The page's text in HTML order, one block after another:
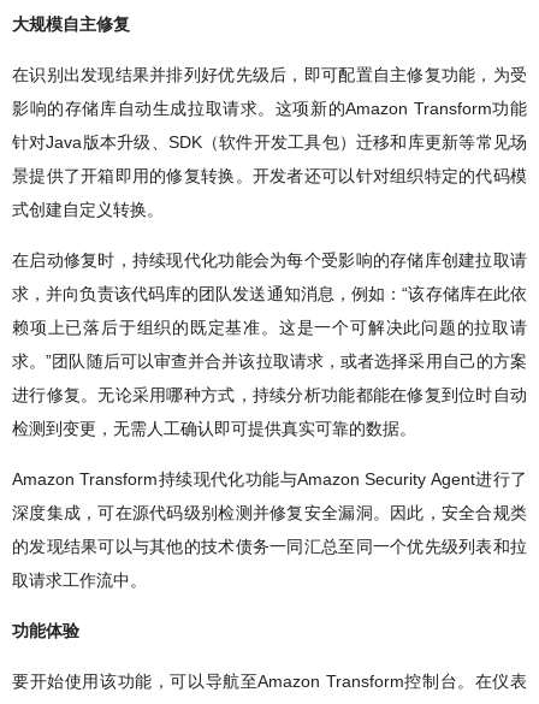
大规模自主修复
在识别出发现结果并排列好优先级后，即可配置自主修复功能，为受
影响的存储库自动生成拉取请求。这项新的Amazon Transform功能
针对Java版本升级、SDK（软件开发工具包）迁移和库更新等常见场
景提供了开箱即用的修复转换。开发者还可以针对组织特定的代码模
式创建自定义转换。
在启动修复时，持续现代化功能会为每个受影响的存储库创建拉取请
求，并向负责该代码库的团队发送通知消息，例如：“该存储库在此依
赖项上已落后于组织的既定基准。这是一个可解决此问题的拉取请
求。”团队随后可以审查并合并该拉取请求，或者选择采用自己的方案
进行修复。无论采用哪种方式，持续分析功能都能在修复到位时自动
检测到变更，无需人工确认即可提供真实可靠的数据。
Amazon Transform持续现代化功能与Amazon Security Agent进行了
深度集成，可在源代码级别检测并修复安全漏洞。因此，安全合规类
的发现结果可以与其他的技术债务一同汇总至同一个优先级列表和拉
取请求工作流中。
功能体验
要开始使用该功能，可以导航至Amazon Transform控制台。在仪表